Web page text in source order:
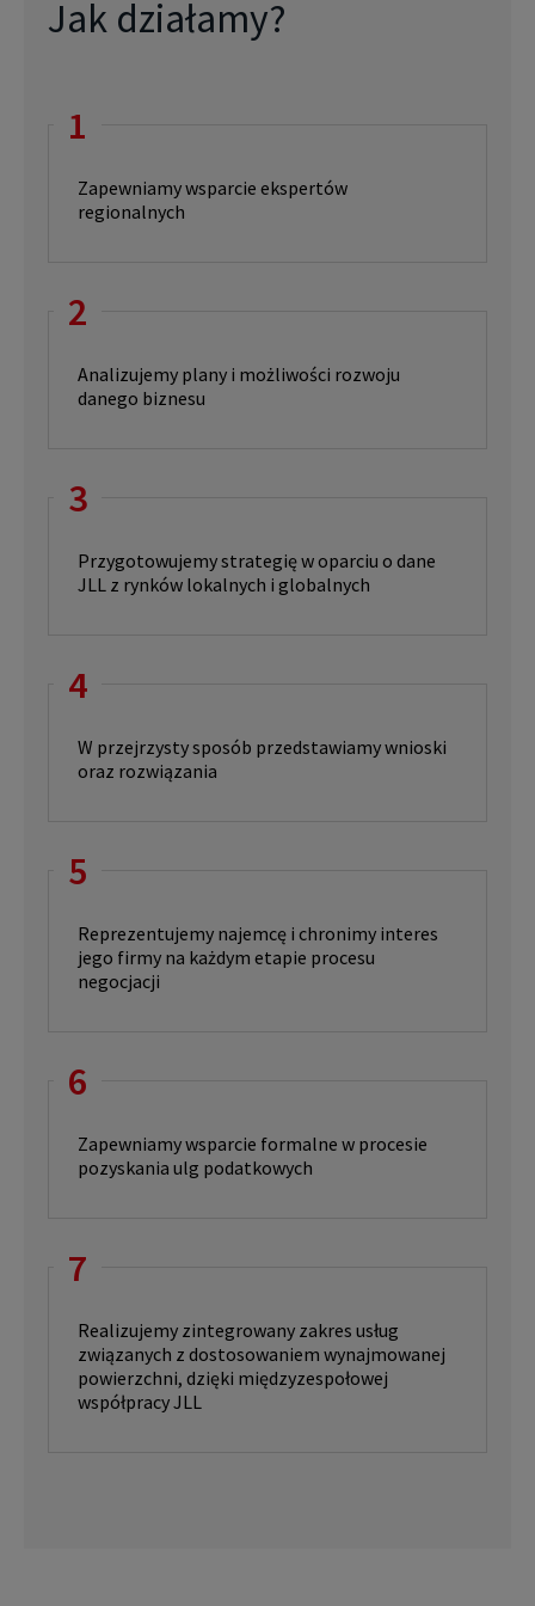
Jak działamy?
1
Zapewniamy wsparcie ekspertów
regionalnych
2
Analizujemy plany i możliwości rozwoju
danego biznesu
3
Przygotowujemy strategię w oparciu o dane
JLL z rynków lokalnych i globalnych
4
W przejrzysty sposób przedstawiamy wnioski
oraz rozwiązania
5
Reprezentujemy najemcę i chronimy interes
jego firmy na każdym etapie procesu
negocjacji
6
Zapewniamy wsparcie formalne w procesie
pozyskania ulg podatkowych
7
Realizujemy zintegrowany zakres usług
związanych z dostosowaniem wynajmowanej
powierzchni, dzięki międzyzespołowej
współpracy JLL